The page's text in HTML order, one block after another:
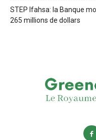
STEP Ifahsa: la Banque
265 millions de dollars